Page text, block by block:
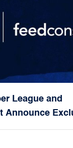
League and
Announce